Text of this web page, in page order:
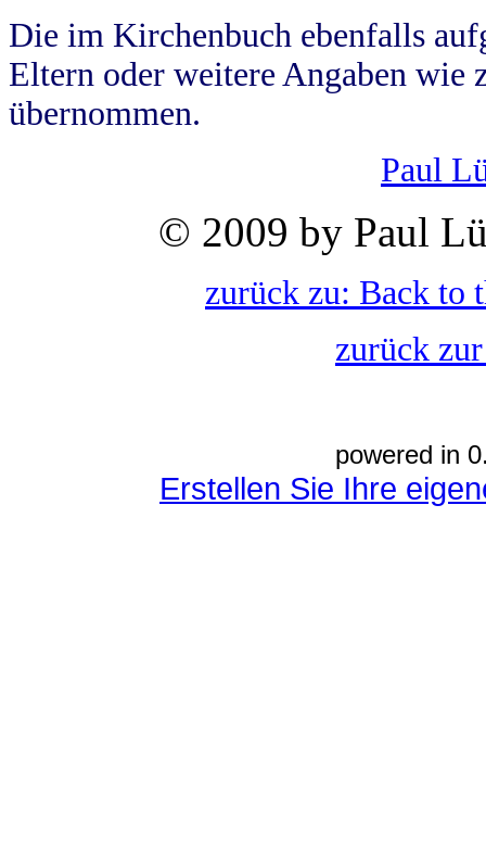
Die im Kirchenbuch ebenfalls
Eltern oder weitere Angaben wie
übernommen.
Paul
© 2009 by Paul
zurück zu: Back to
zurück
powered in
Erstellen Sie Ihre